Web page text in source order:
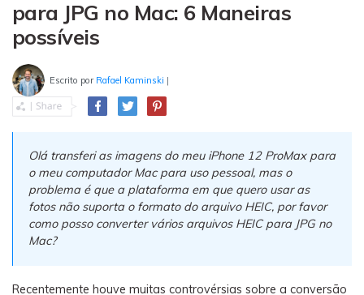
Sala de imprensa
Loja
Suporte
Transferência do WhatsApp
Transferência de celular
de celular para outro, celular para computador e
vice-versa.
Backup e restauração
Fazer backup de até 18 tipos de dados e dados do
Preços para Windows
Preços para empresas
Preços Educacionais
Centro de apoio
Mais suporte
Blogs
Temas em Destaque
Temas em Destaque
Concursos e eventos
para JPG no Mac: 6 Maneiras
possíveis
Escrito por Rafael Kaminski |
Olá transferi as imagens do meu iPhone 12 ProMax para
o meu computador Mac para uso pessoal, mas o
problema é que a plataforma em que quero usar as
fotos não suporta o formato do arquivo HEIC, por favor
como posso converter vários arquivos HEIC para JPG no
Mac?
Recentemente houve muitas controvérsias sobre a conversão